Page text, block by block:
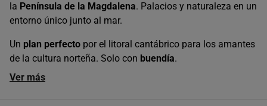
11:30
16:00
la Península de la Magdalena. Palacios y naturaleza en un
entorno único junto al mar.
Un plan perfecto por el litoral cantábrico para los amantes
de la cultura norteña. Solo con buendía.
Ver más